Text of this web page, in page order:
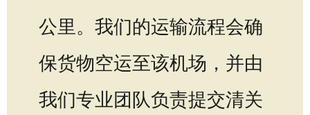
公里。我们的运输流程会确
保货物空运至该机场，并由
我们专业团队负责提交清关